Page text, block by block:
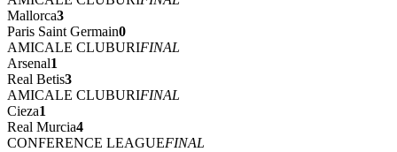
Mallorca3
Paris Saint Germain0
AMICALE CLUBURIFINAL
Arsenal1
Real Betis3
AMICALE CLUBURIFINAL
Cieza1
Real Murcia4
CONFERENCE LEAGUEFINAL